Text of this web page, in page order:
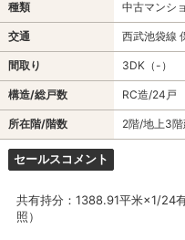
種類 中古マンシ
交通 西武池袋線
間取り 3DK（-）
構造/総戸数 RC造/24戸
所在階/階数 2階/地上3
セールスコメント
共有持分：1388.91平米×1/24
照）